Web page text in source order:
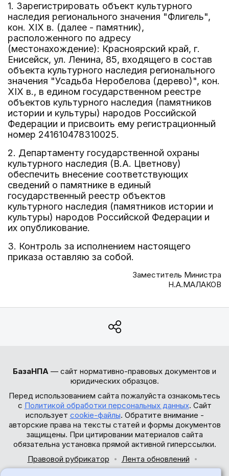
1. Зарегистрировать объект культурного
наследия регионального значения "Флигель",
кон. XIX в. (далее - памятник),
расположенного по адресу
(местонахождение): Красноярский край, г.
Енисейск, ул. Ленина, 85, входящего в состав
объекта культурного наследия регионального
значения "Усадьба Неробелова (дерево)", кон.
XIX в., в едином государственном реестре
объектов культурного наследия (памятников
истории и культуры) народов Российской
Федерации и присвоить ему регистрационный
номер 241610478310025.
2. Департаменту государственной охраны
культурного наследия (В.А. Цветнову)
обеспечить внесение соответствующих
сведений о памятнике в единый
государственный реестр объектов
культурного наследия (памятников истории и
культуры) народов Российской Федерации и
их опубликование.
3. Контроль за исполнением настоящего
приказа оставляю за собой.
Заместитель Министра
Н.А.МАЛАКОВ
БазаНПА — сайт нормативно-правовых документов и
юридических образцов.
Перед использованием сайта пожалуйста ознакомьтесь
с Политикой обработки персональных данных. Сайт
использует cookie-файлы. Обратите внимание -
авторские права на тексты статей и формы документов
защищены. При цитировании материалов сайта
обязательна установка прямой активной гиперссылки.
Правовой рубрикатор
Лента обновлений